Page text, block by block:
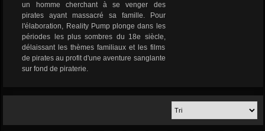
un homme cherchant à se venger des
pirates ayant massacré sa famille. Pour
l'élaboration, Reality Pump plonge dans les
périodes les plus sombres du 18e siècle,
délaissant les thèmes familiaux et les films
de pirates au profit d'une aventure sanglante
sur fond de piraterie.